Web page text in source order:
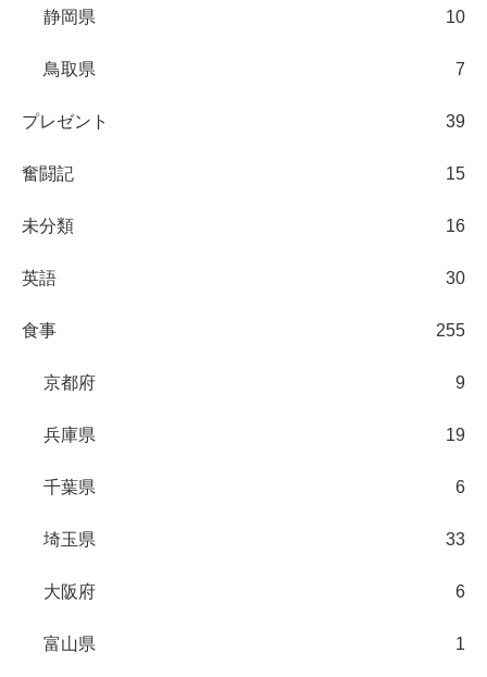
静岡県 10
鳥取県 7
プレゼント 39
奮闘記 15
未分類 16
英語 30
食事 255
京都府 9
兵庫県 19
千葉県 6
埼玉県 33
大阪府 6
富山県 1